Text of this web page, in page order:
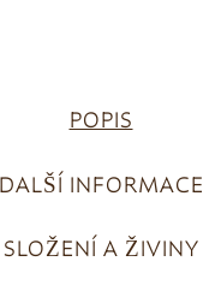
POPIS
DALŠÍ INFORMACE
SLOŽENÍ A ŽIVINY